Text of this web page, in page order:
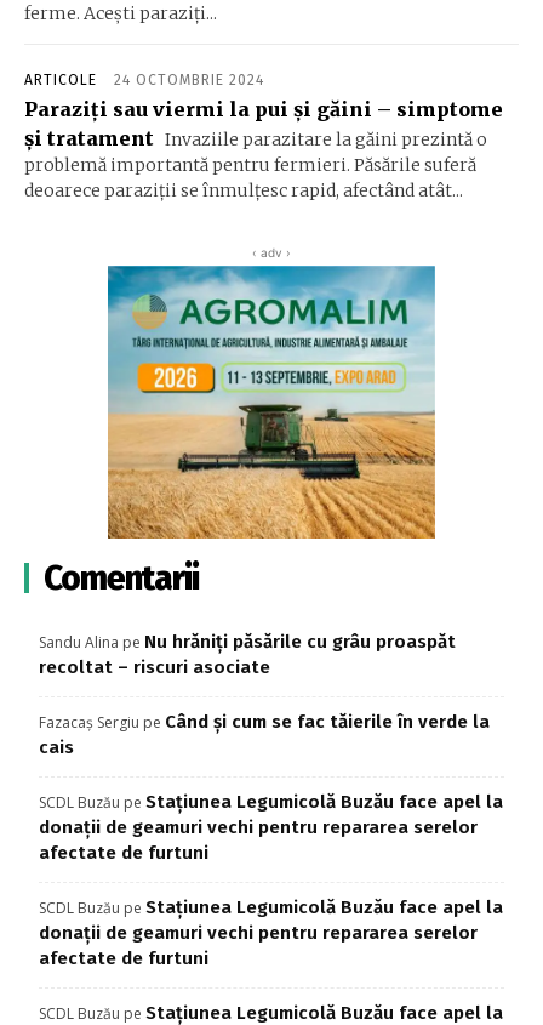
ferme. Acești paraziți...
ARTICOLE 24 OCTOMBRIE 2024
Paraziți sau viermi la pui și găini – simptome
și tratament Invaziile parazitare la găini prezintă o
problemă importantă pentru fermieri. Păsările suferă
deoarece paraziții se înmulțesc rapid, afectând atât...
‹ adv ›
Comentarii
Sandu Alina pe Nu hrăniți păsările cu grâu proaspăt
recoltat – riscuri asociate
Fazacaș Sergiu pe Când și cum se fac tăierile în verde la
cais
SCDL Buzău pe Stațiunea Legumicolă Buzău face apel la
donații de geamuri vechi pentru repararea serelor
afectate de furtuni
SCDL Buzău pe Stațiunea Legumicolă Buzău face apel la
donații de geamuri vechi pentru repararea serelor
afectate de furtuni
SCDL Buzău pe Stațiunea Legumicolă Buzău face apel la